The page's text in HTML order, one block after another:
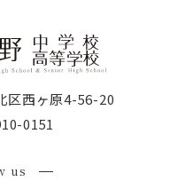
区西ヶ原4-56-20
0151
us